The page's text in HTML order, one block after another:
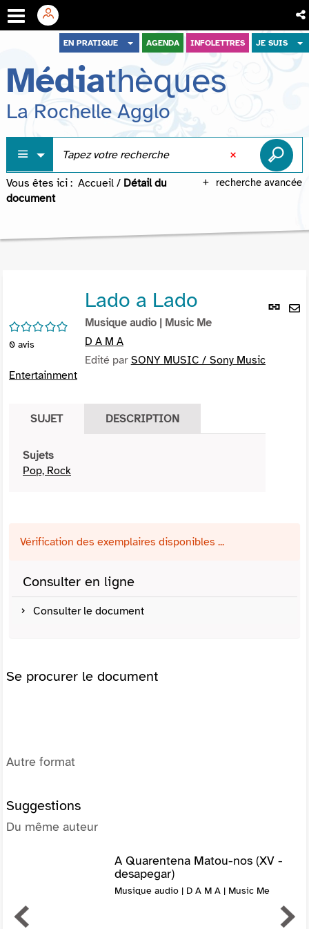
menu
contenu
recherche
EN PRATIQUE AGENDA INFOLETTRES JE SUIS
Médiathèques
La Rochelle Agglo
recherche avancée
Vous êtes ici : Accueil / Détail du
document
Lien
/5
0 avis
Lado a Lado
Musique audio | Music Me
D A M A
Edité par SONY MUSIC / Sony Music
Entertainment
SUJET DESCRIPTION
Sujets
Pop, Rock
Vérification des exemplaires disponibles ...
Consulter en ligne
Consulter le document
Se procurer le document
Autre format
Suggestions
Du même auteur
A Quarentena Matou-nos (XV -
desapegar)
Musique audio | D A M A | Music Me